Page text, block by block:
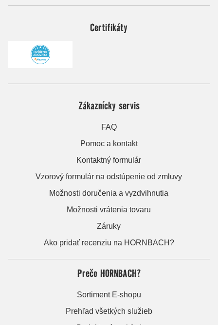
Certifikáty
Zákaznícky servis
FAQ
Pomoc a kontakt
Kontaktný formulár
Vzorový formulár na odstúpenie od zmluvy
Možnosti doručenia a vyzdvihnutia
Možnosti vrátenia tovaru
Záruky
Ako pridať recenziu na HORNBACH?
Prečo HORNBACH?
Sortiment E-shopu
Prehľad všetkých služieb